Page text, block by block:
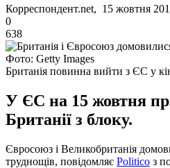
Корреспондент.net, 15 жовтня
0
638
Фото: Getty Images
Британія повинна вийти з ЄС у
У ЄС на 15 жовтня
Британії з блоку.
Євросоюз і Великобританія
труднощів, повідомляє Politico з